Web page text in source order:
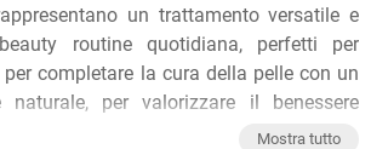
un trattamento versatile e
routine quotidiana, perfetti per
completare la cura della pelle con un
per valorizzare il benessere
Mostra tutto